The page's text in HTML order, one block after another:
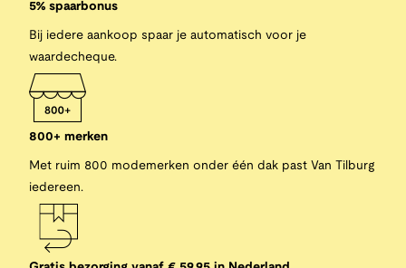
5% spaarbonus
Bij iedere aankoop spaar je automatisch voor je
waardecheque.
800+ merken
Met ruim 800 modemerken onder één dak past Van Tilburg
iedereen.